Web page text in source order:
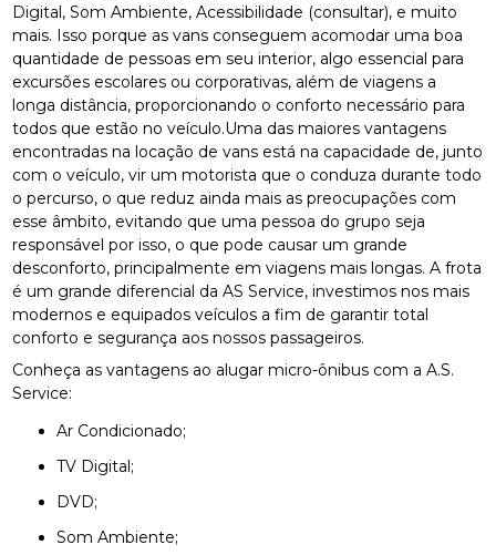
Digital, Som Ambiente, Acessibilidade (consultar), e muito
mais. Isso porque as vans conseguem acomodar uma boa
quantidade de pessoas em seu interior, algo essencial para
excursões escolares ou corporativas, além de viagens a
longa distância, proporcionando o conforto necessário para
todos que estão no veículo.Uma das maiores vantagens
encontradas na locação de vans está na capacidade de, junto
com o veículo, vir um motorista que o conduza durante todo
o percurso, o que reduz ainda mais as preocupações com
esse âmbito, evitando que uma pessoa do grupo seja
responsável por isso, o que pode causar um grande
desconforto, principalmente em viagens mais longas. A frota
é um grande diferencial da AS Service, investimos nos mais
modernos e equipados veículos a fim de garantir total
conforto e segurança aos nossos passageiros.
Conheça as vantagens ao alugar micro-ônibus com a A.S.
Service:
Ar Condicionado;
TV Digital;
DVD;
Som Ambiente;